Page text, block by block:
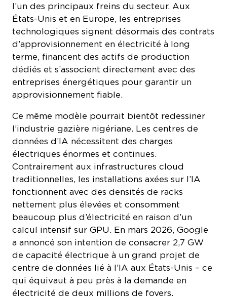
États-Unis et en Europe, les entreprises
technologiques signent désormais des contrats
d’approvisionnement en électricité à long
terme, financent des actifs de production
dédiés et s’associent directement avec des
entreprises énergétiques pour garantir un
approvisionnement fiable.
l’industrie gazière nigériane. Les centres de
données d’IA nécessitent des charges
électriques énormes et continues.
Contrairement aux infrastructures cloud
traditionnelles, les installations axées sur l’IA
fonctionnent avec des densités de racks
nettement plus élevées et consomment
beaucoup plus d’électricité en raison d’un
calcul intensif sur GPU. En mars 2026, Google
a annoncé son intention de consacrer 2,7 GW
de capacité électrique à un grand projet de
centre de données lié à l’IA aux États-Unis – ce
qui équivaut à peu près à la demande en
électricité de deux millions de foyers.